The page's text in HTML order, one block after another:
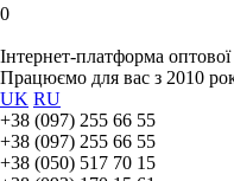
0
Інтернет-платформа оптової
Працюємо для вас з 2010
UK RU
+38 (097) 255 66 55
+38 (097) 255 66 55
+38 (050) 517 70 15